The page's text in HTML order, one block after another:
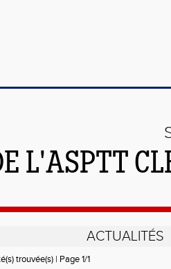
L'ASPTT
ACTUALITÉS
trouvée(s) | Page 1/1